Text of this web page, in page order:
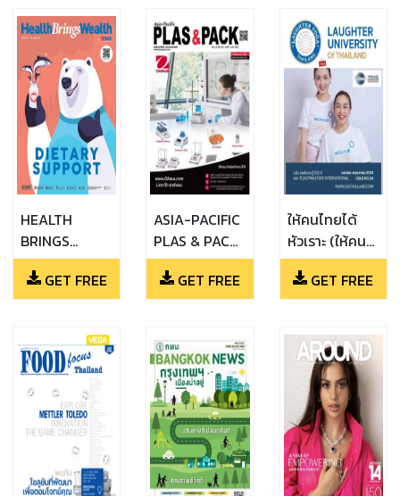
HEALTH
BRINGS
WEALTH
(ISSUE 53 /
Jun - Jul
GET FREE
ASIA-PACIFIC
PLAS & PACK
(June / July
2024)GET FREE
ให้คนไทยได้
หัวเราะ (ให้คน
ไทยได้หัวเราะ ปี
ที่ 1 ฉบับที่ 4
(เมษายน -
2024))
GET FREE